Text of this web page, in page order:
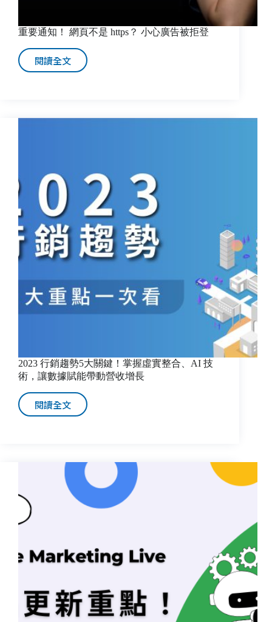
重要通知！ 網頁不是 https？ 小心廣告被拒登
閱讀全文
2023 行銷趨勢5大關鍵！掌握虛實整合、AI 技
術，讓數據賦能帶動營收增長
閱讀全文